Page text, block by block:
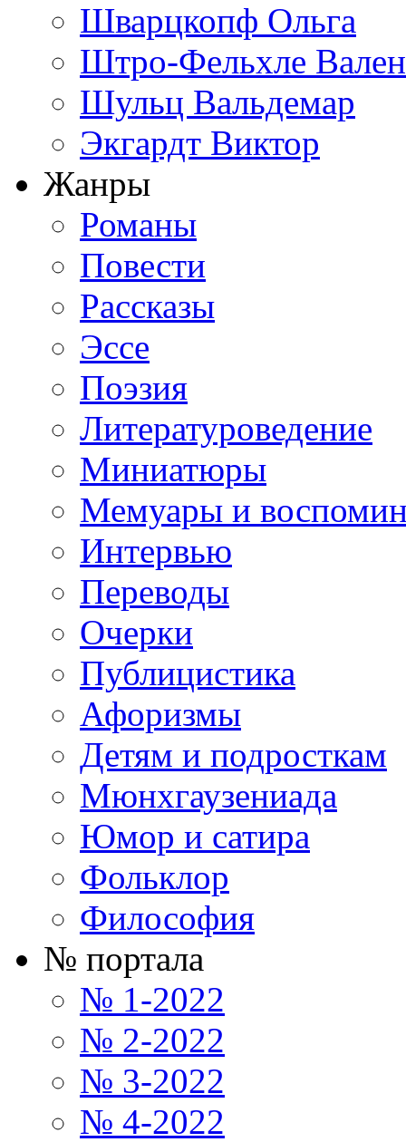
Шварцкопф Ольга
Штро-Фельхле
Шульц Вальдемар
Экгардт Виктор
Жанры
Романы
Повести
Рассказы
Эссе
Поэзия
Литературоведение
Миниатюры
Мемуары и
Интервью
Переводы
Очерки
Публицистика
Афоризмы
Детям и подросткам
Мюнхгаузениада
Юмор и сатира
Фольклор
Философия
№ портала
№ 1-2022
№ 2-2022
№ 3-2022
№ 4-2022